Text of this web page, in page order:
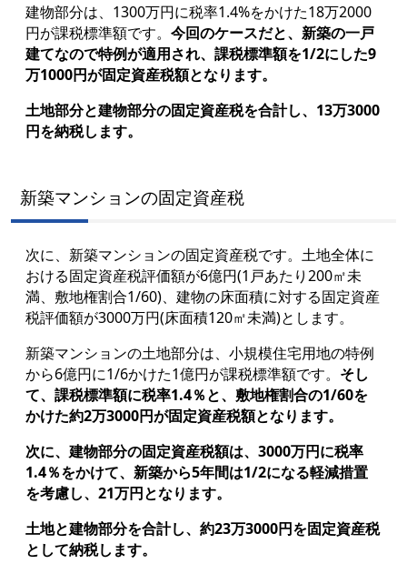
建物部分は、1300万円に税率1.4%をかけた18万2000
円が課税標準額です。 今回のケースだと、新築の一戸
建てなので特例が適用され、課税標準額を1/2にした9
万1000円が固定資産税額となります。
土地部分と建物部分の固定資産税を合計し、13万3000
円を納税します。
新築マンションの固定資産税
次に、新築マンションの固定資産税です。土地全体に
おける固定資産税評価額が6億円(1戸あたり200㎡未
満、敷地権割合1/60)、建物の床面積に対する固定資産
税評価額が3000万円(床面積120㎡未満)とします。
新築マンションの土地部分は、小規模住宅用地の特例
から6億円に1/6かけた1億円が課税標準額です。 そし
て、課税標準額に税率1.4％と、敷地権割合の1/60を
かけた約2万3000円が固定資産税額となります。
次に、建物部分の固定資産税額は、3000万円に税率
1.4％をかけて、新築から5年間は1/2になる軽減措置
を考慮し、21万円となります。
土地と建物部分を合計し、約23万3000円を固定資産税
として納税します。